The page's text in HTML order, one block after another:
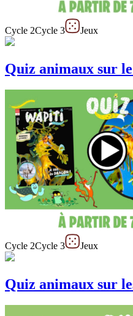
Cycle 2Cycle 3 Jeux
Quiz animaux sur
Cycle 2Cycle 3 Jeux
Quiz animaux sur